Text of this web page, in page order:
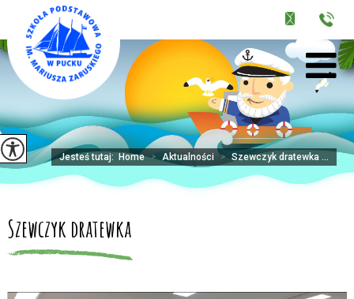
Jesteś tutaj: Home > Aktualności > Szewczyk dratewka ...
Szewczyk dratewka